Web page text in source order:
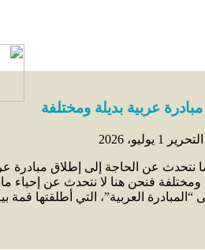
عربية بديلة ومختلفة
1 يوليو، 2026
نتحدث عن الحاجة إلى إطلاق مبادرة
ومختلفة فنحن هنا لا نتحدث عن إحياء
“المبادرة العربية”، التي أطلقتها قمة